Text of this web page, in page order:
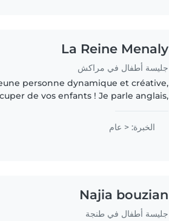
La Reine Menaly
جليسة أطفال في مراكش
personne dynamique et créative,
de vos enfants ! Je parle anglais,
activités éducatives...
الخبرة: < عام
Najia bouzian
جليسة أطفال في طنجة